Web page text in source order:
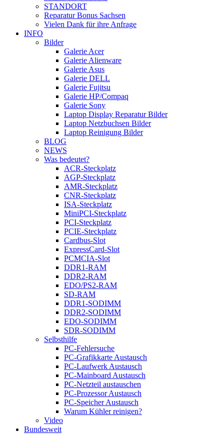
STANDORT
Reparatur Bonus Sachsen
Vielen Dank für ihre Anfrage
INFO
Bilder
Galerie Acer
Galerie Alienware
Galerie Asus
Galerie DELL
Galerie Fujitsu
Galerie HP/Compaq
Galerie Sony
Laptop Display Reparatur Bilder
Laptop Netzbuchsen Bilder
Laptop Reinigung Bilder
BLOG
NEWS
Was bedeutet?
ACR-Steckplatz
AGP-Steckplatz
AMR-Steckplatz
CNR-Steckplatz
ISA-Steckplatz
MiniPCI-Steckplatz
PCI-Steckplatz
PCIE-Steckplatz
Cardbus-Slot
ExpressCard-Slot
PCMCIA-Slot
DDR1-RAM
DDR2-RAM
EDO/PS2-RAM
SD-RAM
DDR1-SODIMM
DDR2-SODIMM
EDO-SODIMM
SDR-SODIMM
Selbsthilfe
PC-Fehlersuche
PC-Grafikkarte Austausch
PC-Laufwerk Austausch
PC-Mainboard Austausch
PC-Netzteil austauschen
PC-Prozessor Austausch
PC-Speicher Austausch
Warum Kühler reinigen?
Video
Bundesweit